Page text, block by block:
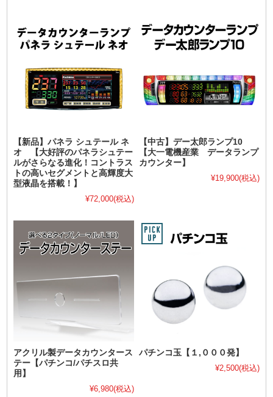
【新品】パネラ シュテール ネ
オ 【大好評のパネラシュテー
ルがさらなる進化！コントラス
トの高いセグメントと高輝度大
型液晶を搭載！】
¥72,000(税込)
【中古】デー太郎ランプ10
【大一電機産業 データランプ
カウンター】
¥19,900(税込)
アクリル製データカウンタース
テー【パチンコ/パチスロ共
用】
¥6,980(税込)
パチンコ玉【１,０００発】
¥2,500(税込)